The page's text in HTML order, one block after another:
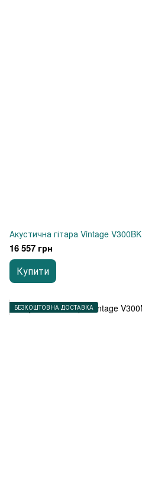
Акустична гітара Vintage V300BK
16 557 грн
Купити
БЕЗКОШТОВНА ДОСТАВКА